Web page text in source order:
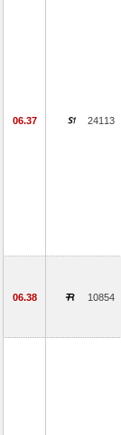
06.37 24113
06.38 10854